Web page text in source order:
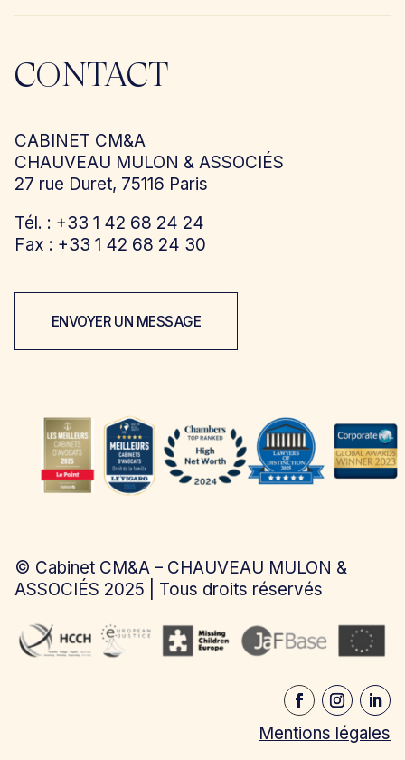
CONTACT
CABINET CM&A
CHAUVEAU MULON & ASSOCIÉS
27 rue Duret, 75116 Paris
Tél. : +33 1 42 68 24 24
Fax : +33 1 42 68 24 30
ENVOYER UN MESSAGE
© Cabinet CM&A – CHAUVEAU MULON &
ASSOCIÉS 2025 | Tous droits réservés
Mentions légales